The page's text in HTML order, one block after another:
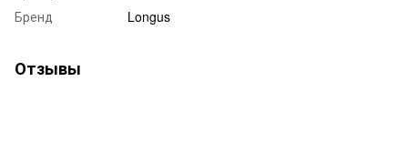
Бренд
Longus
Отзывы